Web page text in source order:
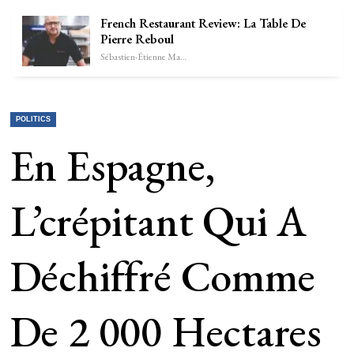
French Restaurant Review: La Table De
Pierre Reboul
Sébastien-Étienne Marechal
POLITICS
En Espagne,
L’crépitant Qui A
Déchiffré Comme
De 2 000 Hectares